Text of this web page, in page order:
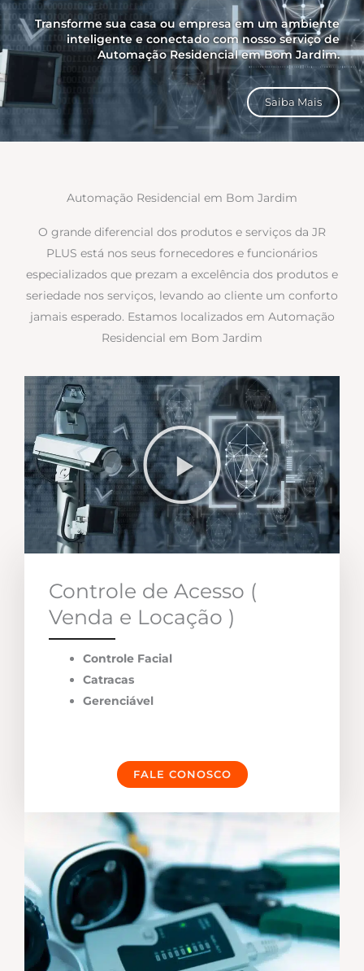
Transforme sua casa ou empresa em um ambiente
inteligente e conectado com nosso serviço de
Automação Residencial em Bom Jardim.
Saiba Mais
Automação Residencial em Bom Jardim
O grande diferencial dos produtos e serviços da JR
PLUS está nos seus fornecedores e funcionários
especializados que prezam a excelência dos produtos e
seriedade nos serviços, levando ao cliente um conforto
jamais esperado. Estamos localizados em Automação
Residencial em Bom Jardim
Controle de Acesso (
Venda e Locação )
Controle Facial
Catracas
Gerenciável
FALE CONOSCO